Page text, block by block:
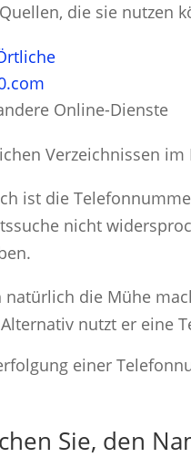
die sie nutzen
Online-Dienste
Verzeichnissen
ist die
nicht
natürlich die Mühe
nutzt er eine
Sie, den